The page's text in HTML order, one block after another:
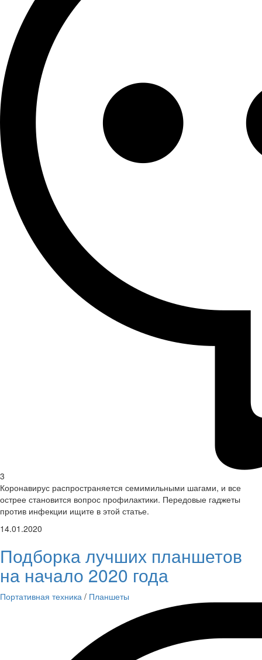
3
Коронавирус распространяется семимильными шагами, и все
острее становится вопрос профилактики. Передовые гаджеты
против инфекции ищите в этой статье.
14.01.2020
Подборка лучших планшетов
на начало 2020 года
Портативная техника / Планшеты